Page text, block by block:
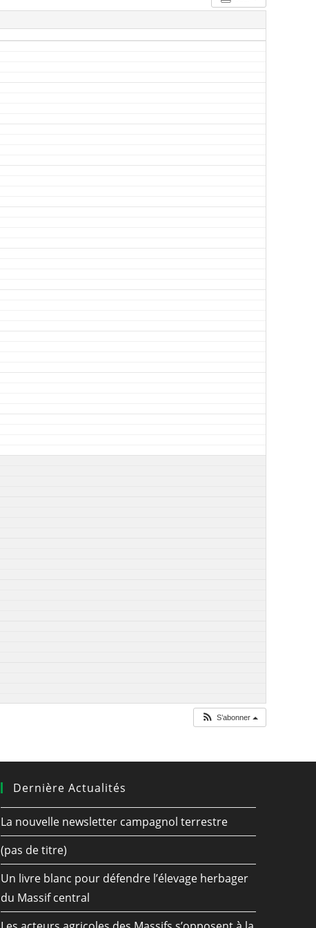
S’abonner
Dernière Actualités
La nouvelle newsletter campagnol terrestre
(pas de titre)
Un livre blanc pour défendre l’élevage herbager
du Massif central